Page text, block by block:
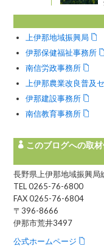
上伊那地域振興局
伊那保健福祉事務所
南信労政事務所
上伊那農業改良普及
伊那建設事務所
南信教育事務所
このブログへの取
長野県上伊那地域振興局
TEL 0265-76-6800
FAX 0265-76-6804
〒396-8666
伊那市荒井3497
公式ホームページ